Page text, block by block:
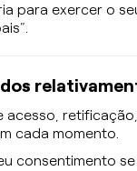
para exercer o
acesso,
cada momento.
consentimento